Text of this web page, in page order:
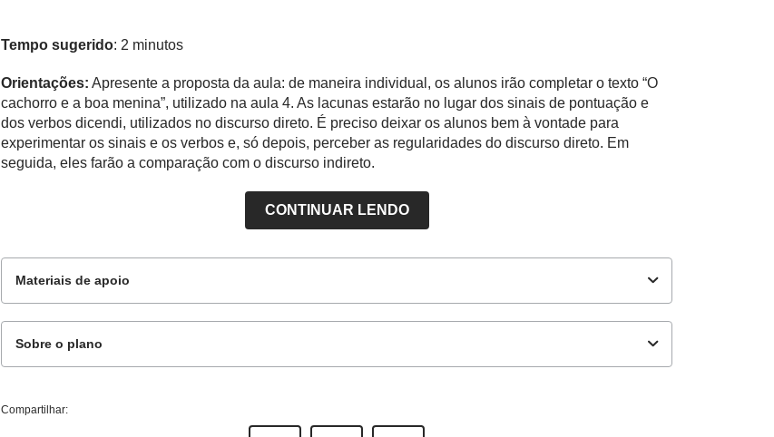
Tempo sugerido: 2 minutos
Orientações: Apresente a proposta da aula: de maneira individual, os alunos irão completar o texto “O
cachorro e a boa menina”, utilizado na aula 4. As lacunas estarão no lugar dos sinais de pontuação e
dos verbos dicendi, utilizados no discurso direto. É preciso deixar os alunos bem à vontade para
experimentar os sinais e os verbos e, só depois, perceber as regularidades do discurso direto. Em
seguida, eles farão a comparação com o discurso indireto.
CONTINUAR LENDO
Materiais de apoio
Sobre o plano
Este plano de aula foi produzido pelo Time de Autores NOVA ESCOLA
Compartilhar: